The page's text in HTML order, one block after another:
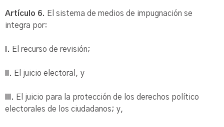
Artículo 6. El sistema de medios de impugnación se
integra por:
I. El recurso de revisión;
. El juicio electoral, y
III. El juicio para la protección de los derechos político
electorales de los ciudadanos; y,